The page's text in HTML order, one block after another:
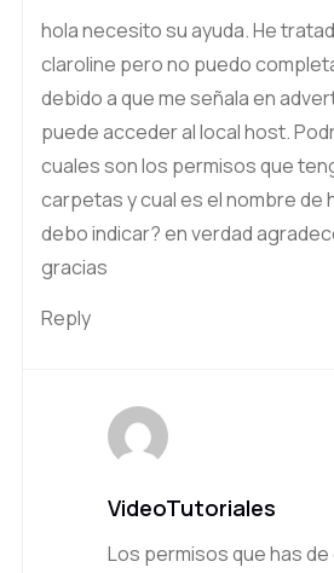
hola necesito su ayuda. He
claroline pero no puedo
debido a que me señala en
puede acceder al local host.
cuales son los permisos que
carpetas y cual es el nombre de
debo indicar? en verdad
gracias
Reply
VideoTutoriales
Los permisos que has